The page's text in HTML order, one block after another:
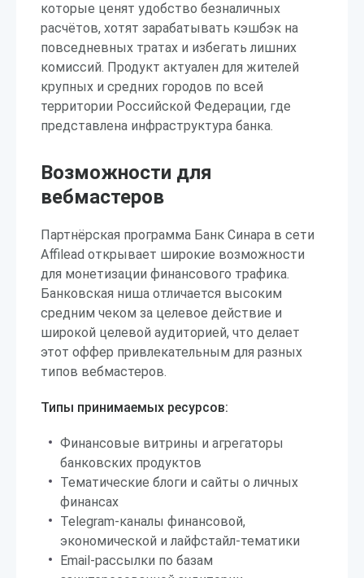
которые ценят удобство безналичных
расчётов, хотят зарабатывать кэшбэк на
повседневных тратах и избегать лишних
комиссий. Продукт актуален для жителей
крупных и средних городов по всей
территории Российской Федерации, где
представлена инфраструктура банка.
Возможности для
вебмастеров
Партнёрская программа Банк Синара в сети
Affilead открывает широкие возможности
для монетизации финансового трафика.
Банковская ниша отличается высоким
средним чеком за целевое действие и
широкой целевой аудиторией, что делает
этот оффер привлекательным для разных
типов вебмастеров.
Типы принимаемых ресурсов:
Финансовые витрины и агрегаторы
банковских продуктов
Тематические блоги и сайты о личных
финансах
Telegram-каналы финансовой,
экономической и лайфстайл-тематики
Email-рассылки по базам